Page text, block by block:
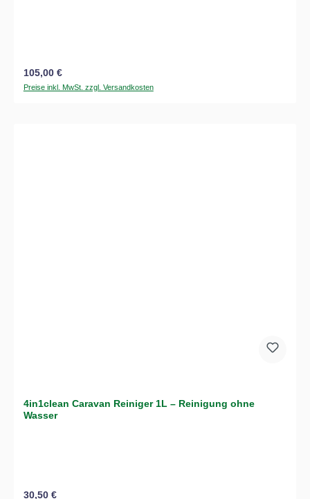
Regulärer Preis:
105,00 €
Preise inkl. MwSt. zzgl. Versandkosten
4in1clean Caravan Reiniger 1L – Reinigung ohne
Wasser
Regulärer Preis:
30,50 €